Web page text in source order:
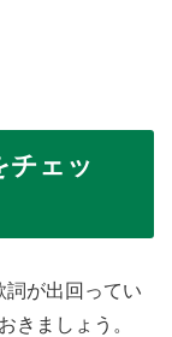
チェッ
詞が出回ってい
きましょう。